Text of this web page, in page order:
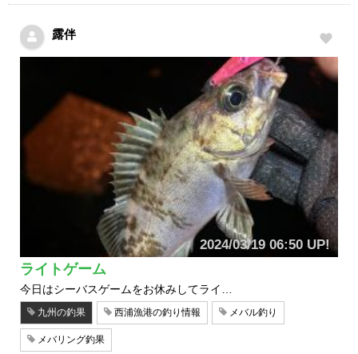
露伴
2024/03/19 06:50 UP!
ライトゲーム
今日はシーバスゲームをお休みしてライ…
九州の釣果 西浦漁港の釣り情報 メバル釣り
メバリング釣果